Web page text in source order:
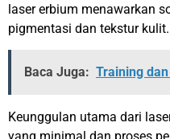
laser erbium menawarkan
pigmentasi dan tekstur kulit.
Baca Juga: Training
Keunggulan utama dari